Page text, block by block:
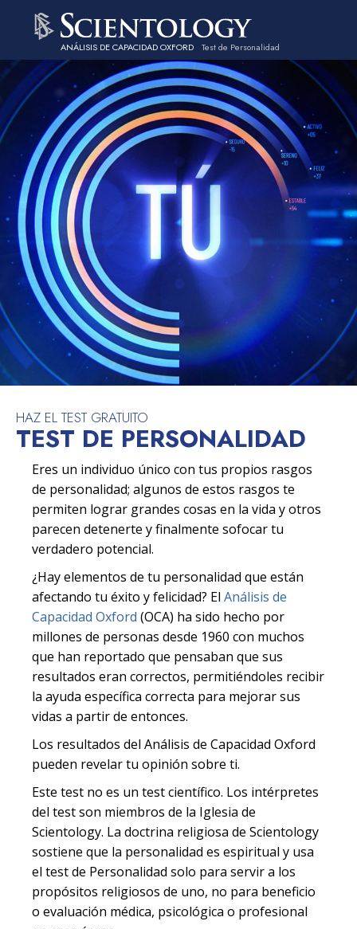
ANÁLISIS DE CAPACIDAD OXFORD Test de Personalidad
HAZ EL TEST GRATUITO
TEST DE PERSONALIDAD
Eres un individuo único con tus propios rasgos
de personalidad; algunos de estos rasgos te
permiten lograr grandes cosas en la vida y otros
parecen detenerte y finalmente sofocar tu
verdadero potencial.
¿Hay elementos de tu personalidad que están
afectando tu éxito y felicidad? El Análisis de
Capacidad Oxford (OCA) ha sido hecho por
millones de personas desde 1960 con muchos
que han reportado que pensaban que sus
resultados eran correctos, permitiéndoles recibir
la ayuda específica correcta para mejorar sus
vidas a partir de entonces.
Los resultados del Análisis de Capacidad Oxford
pueden revelar tu opinión sobre ti.
Este test no es un test científico. Los intérpretes
del test son miembros de la Iglesia de
Scientology. La doctrina religiosa de Scientology
sostiene que la personalidad es espiritual y usa
el test de Personalidad solo para servir a los
propósitos religiosos de uno, no para beneficio
o evaluación médica, psicológica o profesional